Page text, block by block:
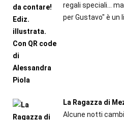
regali speciali...
per Gustavo" è un
La Ragazza di
Alcune notti